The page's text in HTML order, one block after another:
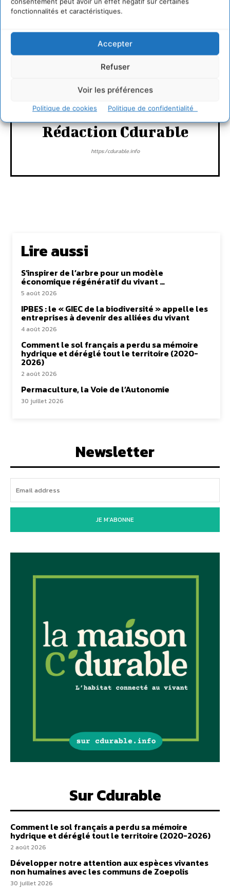
fonctionnalités et caractéristiques.
Accepter
Refuser
Voir les préférences
Politique de cookies Politique de confidentialité
Rédaction Cdurable
https:/cdurable.info
Lire aussi
S’inspirer de l’arbre pour un modèle
économique régénératif du vivant …
5 août 2026
IPBES : le « GIEC de la biodiversité » appelle les
entreprises à devenir des alliées du vivant
4 août 2026
Comment le sol français a perdu sa mémoire
hydrique et déréglé tout le territoire (2020-
2026)
2 août 2026
Permaculture, la Voie de l’Autonomie
30 juillet 2026
Newsletter
JE M'ABONNE
Sur Cdurable
Comment le sol français a perdu sa mémoire
hydrique et déréglé tout le territoire (2020-2026)
2 août 2026
Développer notre attention aux espèces vivantes
non humaines avec les communs de Zoepolis
30 juillet 2026